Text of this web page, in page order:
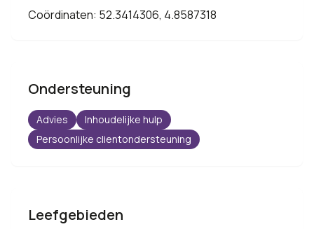
Coördinaten: 52.3414306, 4.8587318
Ondersteuning
Advies
Inhoudelijke hulp
Persoonlijke clientondersteuning
Leefgebieden